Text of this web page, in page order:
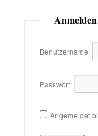
Anmelden
Benutzername:
Passwort:
Angemeldet